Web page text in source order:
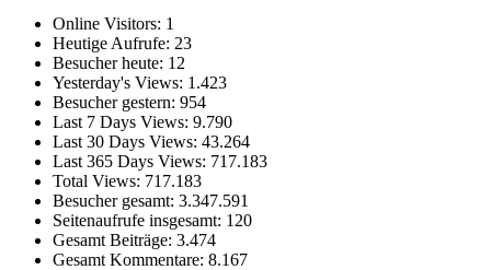
Online Visitors: 1
Heutige Aufrufe: 23
Besucher heute: 12
Yesterday's Views: 1.423
Besucher gestern: 954
Last 7 Days Views: 9.790
Last 30 Days Views: 43.264
Last 365 Days Views: 717.183
Total Views: 717.183
Besucher gesamt: 3.347.591
Seitenaufrufe insgesamt: 120
Gesamt Beiträge: 3.474
Gesamt Kommentare: 8.167